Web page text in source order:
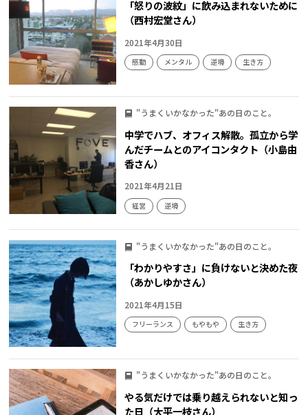
「怒りの波紋」に飲み込まれないために
（西村宏堂さん）
2021年4月30日
感動 メンタル 逆境 生き方
"うまくいかなかった"あの日のこと。
中学でハブ、オフィス解散。孤立から学
んだチームとのアイコンタクト（小島由
香さん）
2021年4月21日
経営 逆境
"うまくいかなかった"あの日のこと。
「わかりやすさ」に負けないと決めた夜
（あかしゆかさん）
2021年4月15日
フリーランス もやもや 生き方
"うまくいかなかった"あの日のこと。
やる気だけでは乗り越えられないと知っ
た日（大平一枝さん）